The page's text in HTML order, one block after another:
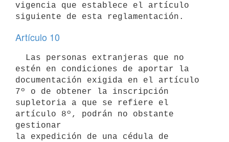
vigencia que establece el artículo
Artículo 10
estén en condiciones de aportar la
documentación exigida en el artículo
7º o de obtener la inscripción
supletoria a que se refiere el
artículo 8º, podrán no obstante
gestionar
la expedición de una cédula de